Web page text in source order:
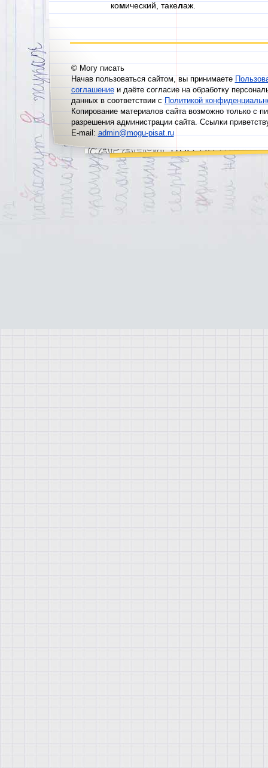
комический, такелаж.
© Могу писать
Начав пользоваться сайтом, вы принимаете
соглашениеи даёте согласие на обработку
данных в соответствии сПолитикой
Копирование материалов сайта возможно только с
разрешения администрации сайта. Ссылки
E-mail:admin@mogu-pisat.ru